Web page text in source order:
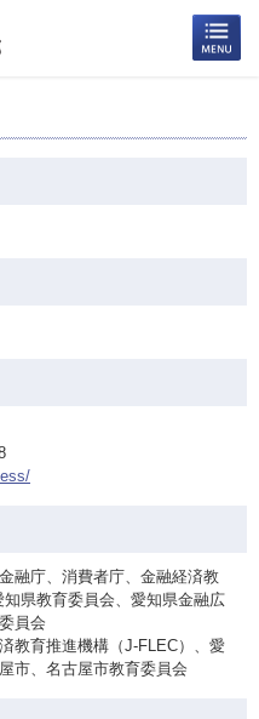
融庁、消費者庁、金融経済教
県教育委員会、愛知県金融広
員会
教育推進機構（J-FLEC）、愛
市、名古屋市教育委員会